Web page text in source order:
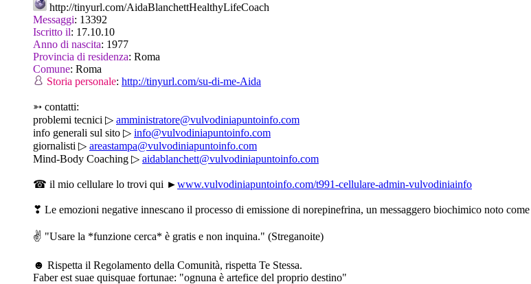
http://tinyurl.com/AidaBlanchettHealthyLifeCoach
Messaggi: 13392
Iscritto il: 17.10.10
Anno di nascita: 1977
Provincia di residenza: Roma
Comune: Roma
Storia personale: http://tinyurl.com/su-di-me-Aida
➳ contatti:
problemi tecnici ▷ amministratore@vulvodiniapuntoinfo.com
info generali sul sito ▷ info@vulvodiniapuntoinfo.com
giornalisti ▷ areastampa@vulvodiniapuntoinfo.com
Mind-Body Coaching ▷ aidablanchett@vulvodiniapuntoinfo.com
☎ il mio cellulare lo trovi qui ►www.vulvodiniapuntoinfo.com/t991-cellulare-admin-vulvodiniainfo
❣ Le emozioni negative innescano il processo di emissione di norepinefrina, un messaggero biochimico noto
✌ "Usare la *funzione cerca* è gratis e non inquina." (Streganoite)
☻ Rispetta il Regolamento della Comunità, rispetta Te Stessa.
Faber est suae quisquae fortunae: "ognuna è artefice del proprio destino"